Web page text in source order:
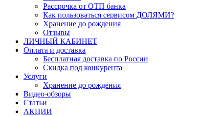
Рассрочка от ОТП банка
Как пользоваться сервисом ДОЛЯМИ?
Хранение до рождения
Отзывы
ЛИЧНЫЙ КАБИНЕТ
Оплата и доставка
Бесплатная доставка по России
Скидка под конкурента
Услуги
Хранение до рождения
Видео-обзоры
Статьи
АКЦИИ